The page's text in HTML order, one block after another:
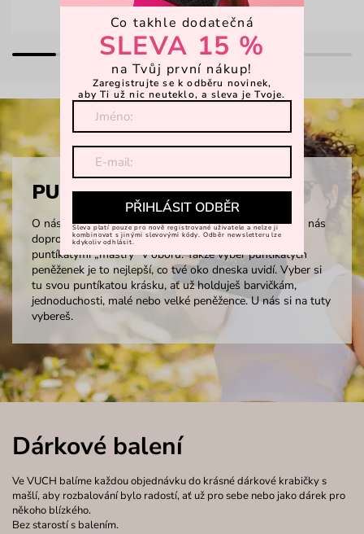
PUNTÍKATÉ PENĚŽENKY
O nás se ví, že máme na puntíky slabost. Za ta léta, co nás
doprovází na naší Vuch cestě, si troufáme říct, že jsme
puntíkatými „mástry“ v oboru. Takže výběr puntíkatých
peněženek je to nejlepší, co tvé oko dneska uvidí. Vyber si
tu svou puntíkatou krásku, ať už holduješ barvičkám,
jednoduchosti, malé nebo velké peněžence. U nás si na tuty
vybereš.
Dárkové balení
Ve VUCH balíme každou objednávku do krásné dárkové krabičky s
mašlí, aby rozbalování bylo radostí, ať už pro sebe nebo jako dárek pro
někoho blízkého.
Bez starostí s balením.
Co takhle dodatečná
SLEVA 15 %
na Tvůj první nákup!
Zaregistrujte se k odběru novinek,
aby Ti už nic neuteklo, a sleva je Tvoje.
PŘIHLÁSIT ODBĚR
Sleva platí pouze pro nově registrované uživatele a nelze ji
kombinovat s jinými slevovými kódy. Odběr newsletteru lze
kdykoliv odhlásit.